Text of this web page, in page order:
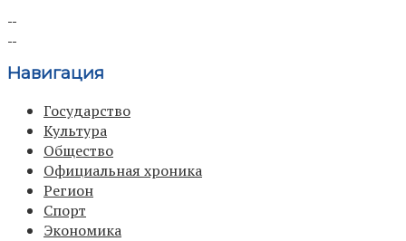
Навигация
Государство
Культура
Общество
Официальная хроника
Регион
Спорт
Экономика